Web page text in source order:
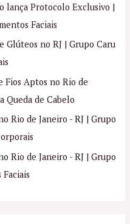
lança Protocolo Exclusivo |
Faciais
Glúteos no RJ | Grupo Caru
Fios Aptos no Rio de
Queda de Cabelo
Rio de Janeiro - RJ | Grupo
Rio de Janeiro - RJ | Grupo